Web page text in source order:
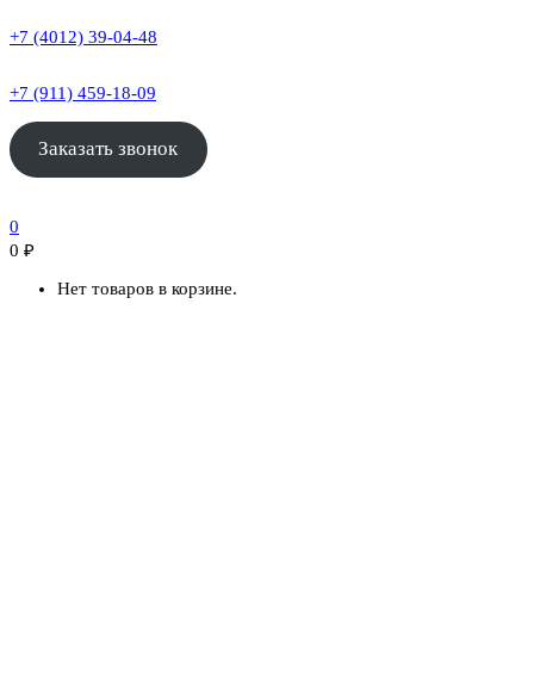
+7 (4012) 39-04-48
+7 (911) 459-18-09
Заказать звонок
0
0 ₽
Нет товаров в корзине.